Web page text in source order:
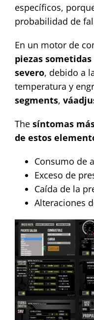
específicos,
probabilidad de
En un motor de
piezas
severo, debido a
temperatura y
segments,
The síntomas
de estos
Consumo de
Exceso de
Caída de la
Alteraciones